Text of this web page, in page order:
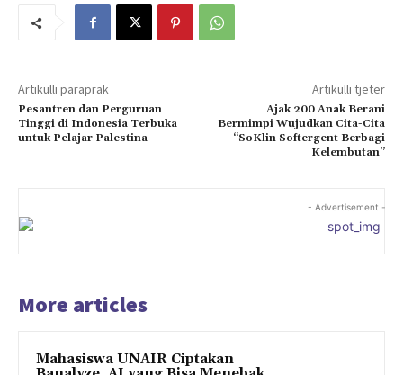
Artikulli paraprak
Pesantren dan Perguruan
Tinggi di Indonesia Terbuka
untuk Pelajar Palestina
Artikulli tjetër
Ajak 200 Anak Berani
Bermimpi Wujudkan Cita-Cita
“SoKlin Softergent Berbagi
Kelembutan”
- Advertisement -
More articles
Mahasiswa UNAIR Ciptakan